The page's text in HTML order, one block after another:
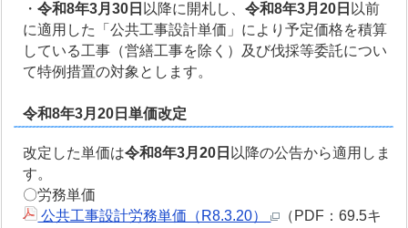
・令和8年3月30日 以降に開札し、令和8年3月20日 以前
に適用した「公共工事設計単価」により予定価格を積算
している工事（営繕工事を除く）及び伐採等委託につい
て特例措置の対象とします。
令和8年3月20日単価改定
改定した単価は令和8年3月20日 以降の公告から適用しま
す。
〇労務単価
公共工事設計労務単価（R8.3.20）
（PDF：69.5キ